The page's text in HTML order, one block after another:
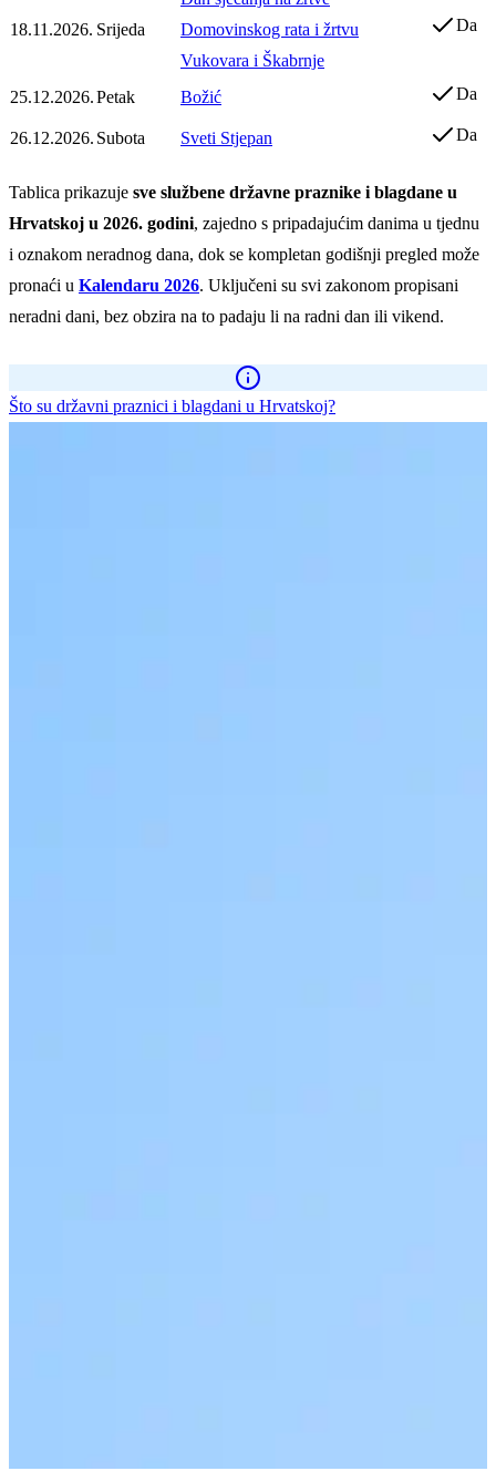
18.11.2026. Srijeda
Domovinskog rata i žrtvu
Vukovara i Škabrnje
Da
25.12.2026.Petak Božić Da
26.12.2026. Subota Sveti Stjepan Da
Tablica prikazuje sve službene državne praznike i blagdane u
Hrvatskoj u 2026. godini, zajedno s pripadajućim danima u tjednu
i oznakom neradnog dana, dok se kompletan godišnji pregled može
pronaći u Kalendaru 2026. Uključeni su svi zakonom propisani
neradni dani, bez obzira na to padaju li na radni dan ili vikend.
Što su državni praznici i blagdani u Hrvatskoj?